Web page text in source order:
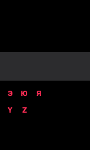
Э Ю
Я
Y Z